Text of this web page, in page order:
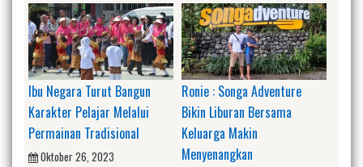
Ibu Negara Turut Bangun
Karakter Pelajar Melalui
Permainan Tradisional
Oktober 26, 2023
Ronie : Songa Adventure
Bikin Liburan Bersama
Keluarga Makin
Menyenangkan